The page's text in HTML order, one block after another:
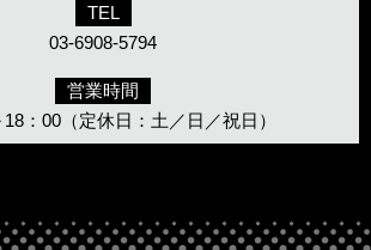
TEL
03-6908-5794
営業時間
：00（定休日：土／日／祝日）